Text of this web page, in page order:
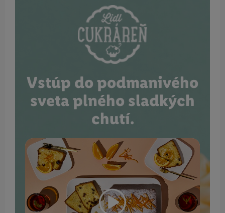
Vstúp do podmanivého
sveta plného sladkých
chutí.